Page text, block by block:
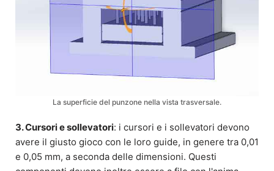
La superficie del punzone nella vista trasversale.
3. Cursori e sollevatori: i cursori e i sollevatori devono
avere il giusto gioco con le loro guide, in genere tra 0,01
e 0,05 mm, a seconda delle dimensioni. Questi